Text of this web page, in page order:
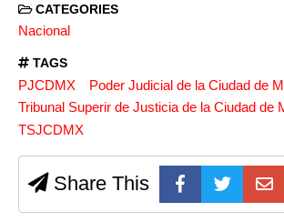
CATEGORIES
Nacional
TAGS
PJCDMX
Poder Judicial de la Ciudad de
Tribunal Superir de Justicia de la Ciudad de
TSJCDMX
Share This